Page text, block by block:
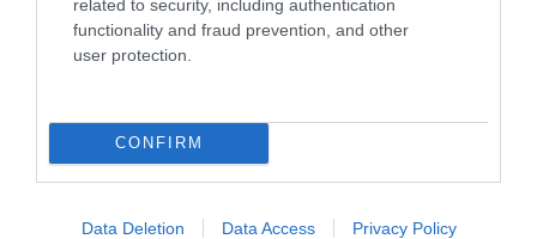
related to security, including authentication
functionality and fraud prevention, and other
user protection.
CONFIRM
Data Deletion Data Access Privacy Policy
06.08.2026 | 09:03
τα ζώα που χάθηκαν στις πυρκαγιές της
Αττικής (φωτο)